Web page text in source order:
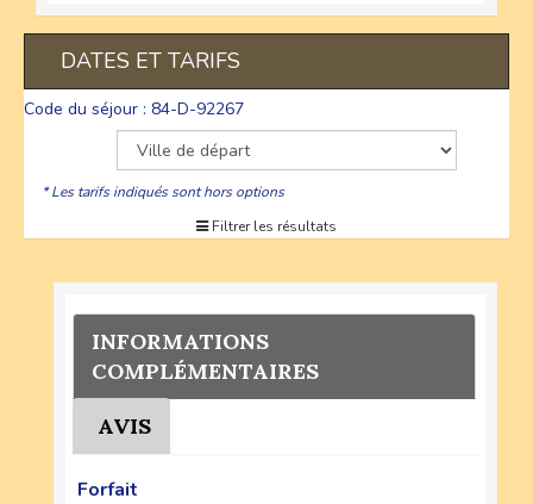
DATES ET TARIFS
Code du séjour : 84-D-92267
* Les tarifs indiqués sont hors options
Filtrer les résultats
INFORMATIONS
COMPLÉMENTAIRES
AVIS
Forfait